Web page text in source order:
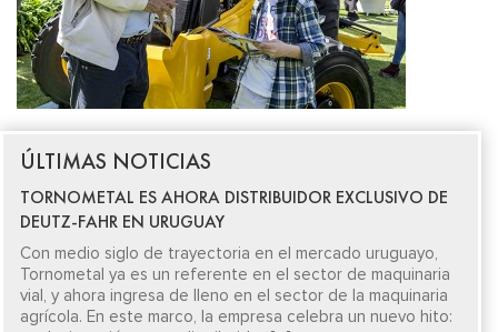
ÚLTIMAS NOTICIAS
TORNOMETAL ES AHORA DISTRIBUIDOR EXCLUSIVO DE
DEUTZ-FAHR EN URUGUAY
Con medio siglo de trayectoria en el mercado uruguayo,
Tornometal ya es un referente en el sector de maquinaria
vial, y ahora ingresa de lleno en el sector de la maquinaria
agrícola. En este marco, la empresa celebra un nuevo hito: